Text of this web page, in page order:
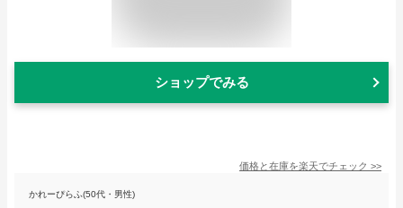
ショップでみる
価格と在庫を楽天でチェック >>
かれーぴらふ(50代・男性)